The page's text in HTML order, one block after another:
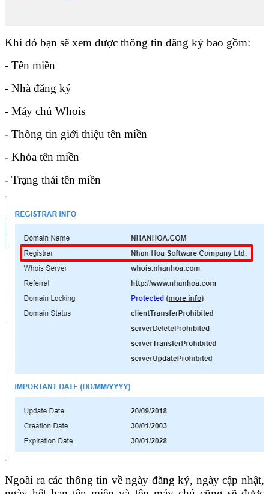
Khi đó bạn sẽ xem được thông tin đăng ký bao gồm:
- Tên miền
- Nhà đăng ký
- Máy chủ Whois
- Thông tin giới thiệu tên miền
- Khóa tên miền
- Trạng thái tên miền
Ngoài ra các thông tin về ngày đăng ký, ngày cập nhật,